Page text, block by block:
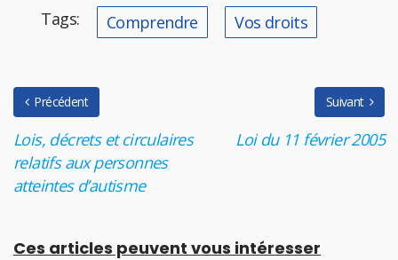
Tags: Comprendre Vos droits
Précédent
Lois, décrets et circulaires
relatifs aux personnes
atteintes d’autisme
Suivant
Loi du 11 février 2005
Ces articles peuvent vous intéresser